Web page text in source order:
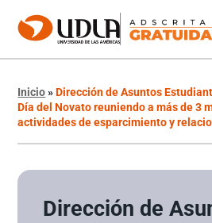
Inicio»Dirección de Asuntos
Día del Novato reuniendo a más de 3
actividades de esparcimiento y
Dirección de